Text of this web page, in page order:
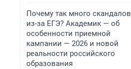
Почему так много скандалов
из-за ЕГЭ? Академик — об
особенности приемной
кампании — 2026 и новой
реальности российского
образования